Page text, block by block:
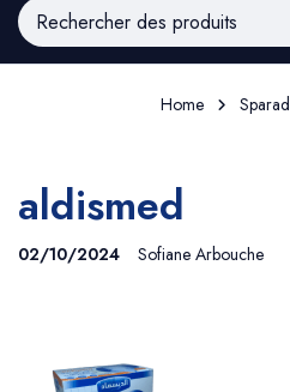
Home
aldismed
02/10/2024 Sofiane Arbouche